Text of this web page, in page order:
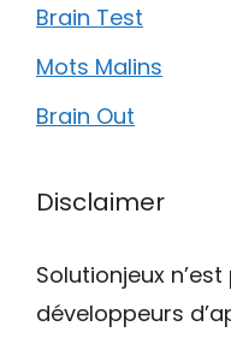
Brain Test
Mots Malins
Brain Out
Disclaimer
Solutionjeux
développeurs